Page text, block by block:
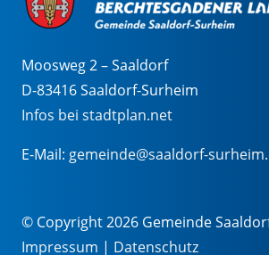
Moosweg 2 – Saaldorf
D-83416 Saaldorf-Surheim
Infos bei stadtplan.net
E-Mail: gemeinde@saaldorf-
© Copyright 2026 Gemeinde
Impressum | Datenschutz